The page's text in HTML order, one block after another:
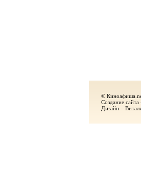
©
Создание
Дизайн –